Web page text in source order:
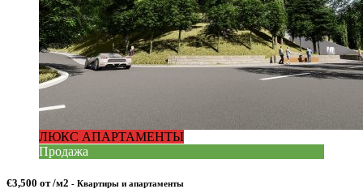
ЛЮКС АПАРТАМЕНТЫ
Продажа
€3,500 от /м2 - Квартиры и апартаменты